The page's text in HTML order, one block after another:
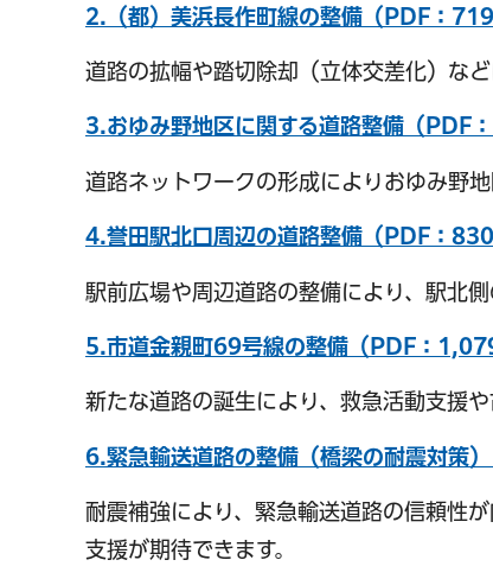
2.（都）美浜長作町線の整備（PDF：
道路の拡幅や踏切除却（立体交差化）な
3.おゆみ野地区に関する道路整備（PDF
道路ネットワークの形成によりおゆみ野
4.誉田駅北口周辺の道路整備（PDF：
駅前広場や周辺道路の整備により、駅北
5.市道金親町69号線の整備（PDF：
新たな道路の誕生により、救急活動支援
6.緊急輸送道路の整備（橋梁の耐震対策
耐震補強により、緊急輸送道路の信頼性
支援が期待できます。